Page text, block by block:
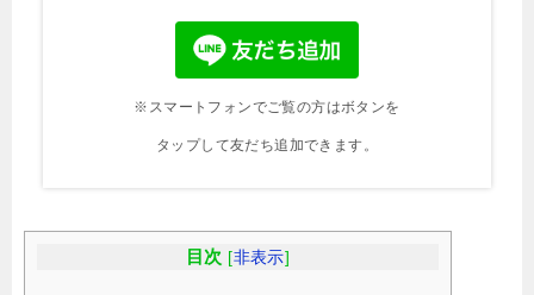
※スマートフォンでご覧の方はボタンを
タップして友だち追加できます。
目次 [非表示]